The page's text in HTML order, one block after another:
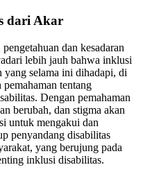
dari Akar
dan kesadaran
lebih jauh bahwa inklusi
yang selama ini dihadapi, di
tentang
Dengan pemahaman
berubah, dan stigma akan
untuk mengakui dan
penyandang disabilitas
yang berujung pada
inklusi disabilitas.